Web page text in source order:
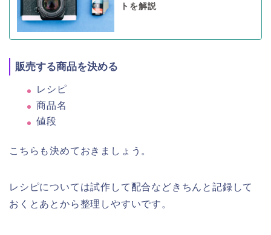
トを解説
販売する商品を決める
レシピ
商品名
値段
こちらも決めておきましょう。
レシピについては試作して配合などきちんと記録して
おくとあとから整理しやすいです。